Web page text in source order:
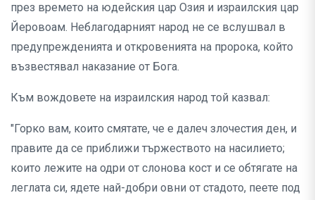
през времето на юдейския цар Озия и израилския цар
Йеровоам. Неблагодарният народ не се вслушвал в
предупрежденията и откровенията на пророка, който
възвестявал наказание от Бога.
Към вождовете на израилския народ той казвал:
"Горко вам, които смятате, че е далеч злочестия ден, и
правите да се приближи тържеството на насилието;
които лежите на одри от слонова кост и се обтягате на
леглата си, ядете най-добри овни от стадото, пеете под